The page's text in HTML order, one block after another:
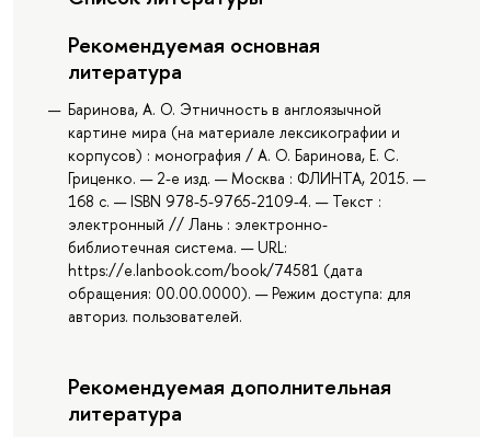
Рекомендуемая основная
литература
Баринова, А. О. Этничность в англоязычной
картине мира (на материале лексикографии и
корпусов) : монография / А. О. Баринова, Е. С.
Гриценко. — 2-е изд. — Москва : ФЛИНТА, 2015. —
168 с. — ISBN 978-5-9765-2109-4. — Текст :
электронный // Лань : электронно-
библиотечная система. — URL:
https://e.lanbook.com/book/74581 (дата
обращения: 00.00.0000). — Режим доступа: для
авториз. пользователей.
Рекомендуемая дополнительная
литература